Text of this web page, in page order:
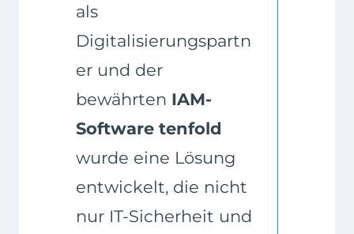
als
Digitalisierungspartn
er und der
bewährten IAM-
Software tenfold
wurde eine Lösung
entwickelt, die nicht
nur IT-Sicherheit und